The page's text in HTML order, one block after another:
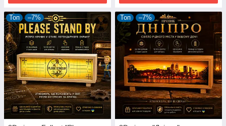
Топ –7% Топ –7%